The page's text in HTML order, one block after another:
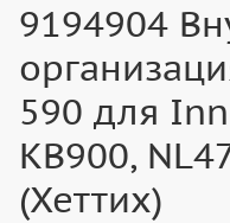
9194904
590 для
KB900,
(Хеттих)